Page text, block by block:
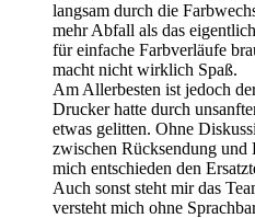
langsam durch die
mehr Abfall als das
für einfache Farbverläufe
macht nicht wirklich Spaß.
Am Allerbesten ist jedoch
Drucker hatte durch
etwas gelitten. Ohne
zwischen Rücksendung und
mich entschieden den
Auch sonst steht mir das
versteht mich ohne